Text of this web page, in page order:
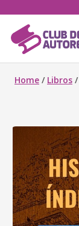
Home / Libros /